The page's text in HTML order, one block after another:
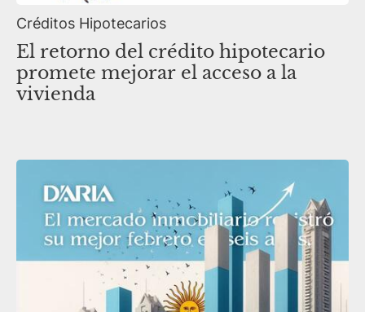
Créditos Hipotecarios
El retorno del crédito hipotecario
promete mejorar el acceso a la
vivienda